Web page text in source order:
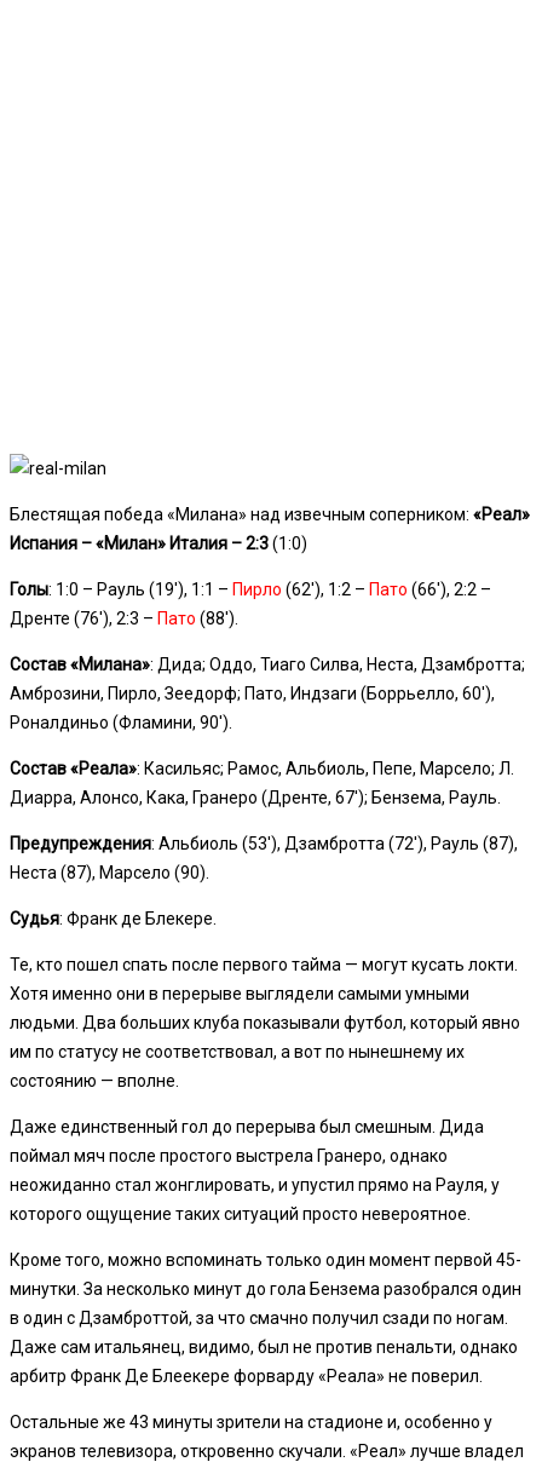
Блестящая победа «Милана» над извечным соперником: «Реал»
Испания – «Милан» Италия – 2:3(1:0)
Голы: 1:0 – Рауль (19′), 1:1 – Пирло (62′), 1:2 – Пато (66′), 2:2 –
Дренте (76′), 2:3 – Пато (88′).
Состав «Милана»: Дида; Оддо, Тиаго Силва, Неста, Дзамбротта;
Амброзини, Пирло, Зеедорф; Пато, Индзаги (Боррьелло, 60′),
Роналдиньо (Фламини, 90′).
Состав «Реала»: Касильяс; Рамос, Альбиоль, Пепе, Марсело; Л.
Диарра, Алонсо, Кака, Гранеро (Дренте, 67′); Бензема, Рауль.
Предупреждения: Альбиоль (53′), Дзамбротта (72′), Рауль (87),
Неста (87), Марсело (90).
Судья: Франк де Блекере.
Те, кто пошел спать после первого тайма — могут кусать локти.
Хотя именно они в перерыве выглядели самыми умными
людьми. Два больших клуба показывали футбол, который явно
им по статусу не соответствовал, а вот по нынешнему их
состоянию — вполне.
Даже единственный гол до перерыва был смешным. Дида
поймал мяч после простого выстрела Гранеро, однако
неожиданно стал жонглировать, и упустил прямо на Рауля, у
которого ощущение таких ситуаций просто невероятное.
Кроме того, можно вспоминать только один момент первой 45-
минутки. За несколько минут до гола Бензема разобрался один
в один с Дзамброттой, за что смачно получил сзади по ногам.
Даже сам итальянец, видимо, был не против пенальти, однако
арбитр Франк Де Блеекере форварду «Реала» не поверил.
Остальные же 43 минуты зрители на стадионе и, особенно у
экранов телевизора, откровенно скучали. «Реал» лучше владел